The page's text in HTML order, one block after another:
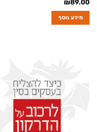
₪89.00
מידע נוסף